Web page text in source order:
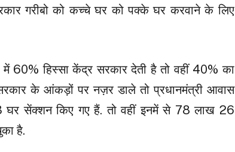
गरीबो को कच्चे घर को पक्के घर करवाने के लिए
में 60% हिस्सा केंद्र सरकार देती है तो वहीं 40% का
के आंकड़ों पर नज़र डाले तो प्रधानमंत्री आवास
घर सेंक्शन किए गए हैं. तो वहीं इनमें से 78 लाख 26
है.